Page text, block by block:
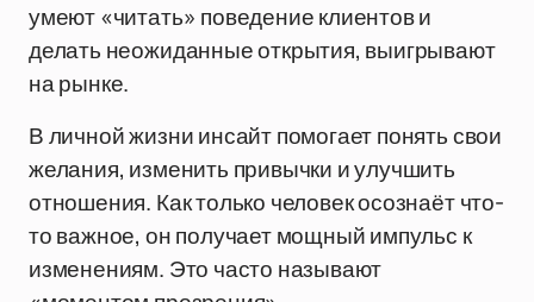
умеют «читать» поведение клиентов и
делать неожиданные открытия, выигрывают
на рынке.
В личной жизни инсайт помогает понять свои
желания, изменить привычки и улучшить
отношения. Как только человек осознаёт что-
то важное, он получает мощный импульс к
изменениям. Это часто называют